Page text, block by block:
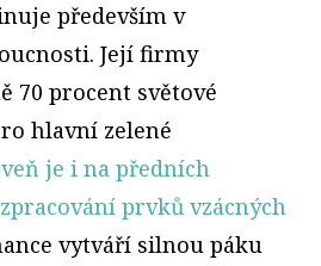
především v
Její firmy
70 procent světové
hlavní zelené
je i na předních
prvků vzácných
vytváří silnou páku